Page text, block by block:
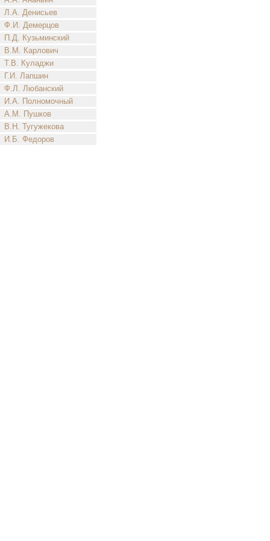
Л.А. Денисьев
Ф.И. Демерцов
П.Д. Кузьминский
В.М. Карлович
Т.В. Куладжи
Г.И. Лапшин
Ф.Л. Любанский
И.А. Полномочный
А.М. Пушков
В.Н. Тугужекова
И.Б. Федоров